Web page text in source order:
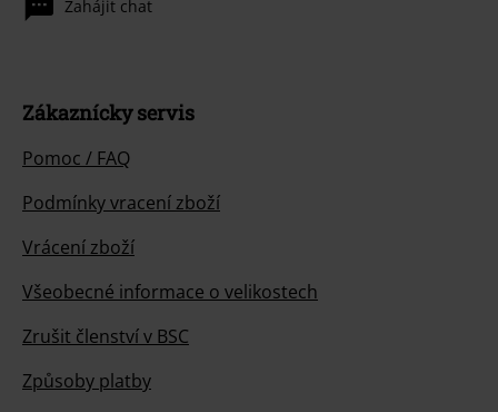
Zahájit chat
Zákaznícky servis
Pomoc / FAQ
Podmínky vracení zboží
Vrácení zboží
Všeobecné informace o velikostech
Zrušit členství v BSC
Způsoby platby